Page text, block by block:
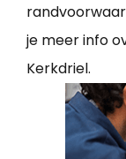
je meer info
Kerkdriel.